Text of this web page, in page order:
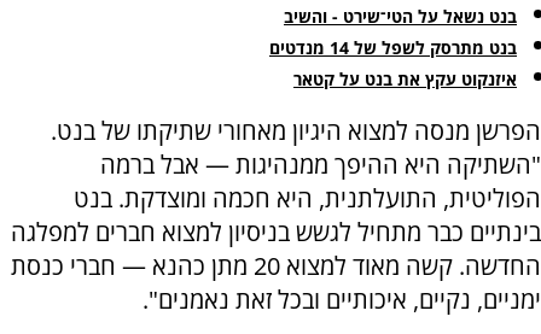
בנט נשאל על הטי־שירט - והשיב
בנט מתרסק לשפל של 14 מנדטים
איזנקוט עקץ את בנט על קטאר
הפרשן מנסה למצוא היגיון מאחורי שתיקתו של בנט.
"השתיקה היא ההיפך ממנהיגות — אבל ברמה
הפוליטית, התועלתנית, היא חכמה ומוצדקת. בנט
בינתיים כבר מתחיל לגשש בניסיון למצוא חברים למפלגה
החדשה. קשה מאוד למצוא 20 מתן כהנא — חברי כנסת
ימניים, נקיים, איכותיים ובכל זאת נאמנים".